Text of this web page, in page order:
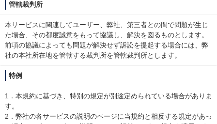
管轄裁判所
本サービスに関連してユーザー、弊社、第三者との間で問題が生じ
た場合、その都度誠意をもって協議し、解決を図るものとします。
前項の協議によっても問題が解決せず訴訟を提起する場合には、弊
社の本社所在地を管轄する裁判所を管轄裁判所とします。
特例
1．本規約に基づき、特別の規定が別途定められている場合がありま
す。
2．弊社の各サービスの説明のページに当規約と相反する規定があっ